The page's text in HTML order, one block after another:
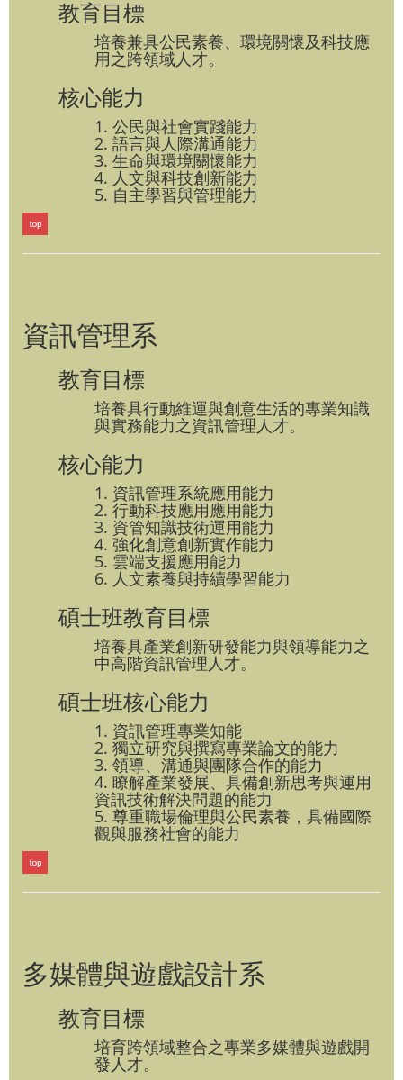
教育目標
培養兼具公民素養、環境關懷及科技應
用之跨領域人才。
核心能力
1. 公民與社會實踐能力
2. 語言與人際溝通能力
3. 生命與環境關懷能力
4. 人文與科技創新能力
5. 自主學習與管理能力
資訊管理系
教育目標
培養具行動維運與創意生活的專業知識
與實務能力之資訊管理人才。
核心能力
1. 資訊管理系統應用能力
2. 行動科技應用應用能力
3. 資管知識技術運用能力
4. 強化創意創新實作能力
5. 雲端支援應用能力
6. 人文素養與持續學習能力
碩士班教育目標
培養具產業創新研發能力與領導能力之
中高階資訊管理人才。
碩士班核心能力
1. 資訊管理專業知能
2. 獨立研究與撰寫專業論文的能力
3. 領導、溝通與團隊合作的能力
4. 瞭解產業發展、具備創新思考與運用
資訊技術解決問題的能力
5. 尊重職場倫理與公民素養，具備國際
觀與服務社會的能力
多媒體與遊戲設計系
教育目標
培育跨領域整合之專業多媒體與遊戲開
發人才。